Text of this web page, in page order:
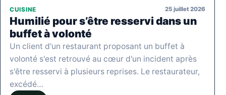
CUISINE 25 juillet 2026
Humilié pour s’être resservi dans un
buffet à volonté
Un client d'un restaurant proposant un buffet à
volonté s'est retrouvé au cœur d'un incident après
s'être resservi à plusieurs reprises. Le restaurateur,
excédé…